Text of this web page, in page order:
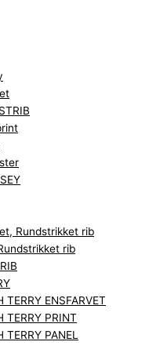
Rundstrikket rib
rib
TERRY ENSFARVET
TERRY PRINT
TERRY PANEL